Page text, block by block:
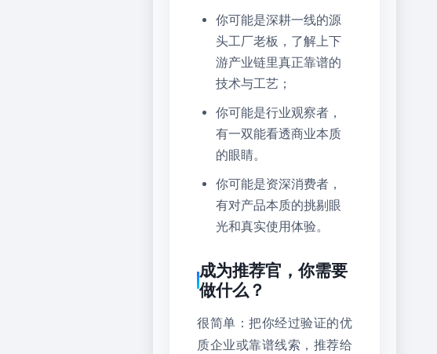
你可能是深耕一线的源
头工厂老板，了解上下
游产业链里真正靠谱的
技术与工艺；
你可能是行业观察者，
有一双能看透商业本质
的眼睛。
你可能是资深消费者，
有对产品本质的挑剔眼
光和真实使用体验。
成为推荐官，你需要
做什么？
很简单：把你经过验证的优
质企业或靠谱线索，推荐给